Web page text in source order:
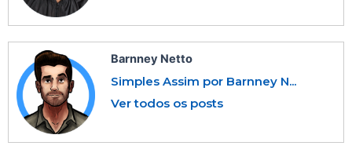
Barnney Netto
Simples Assim por Barnney N...
Ver todos os posts